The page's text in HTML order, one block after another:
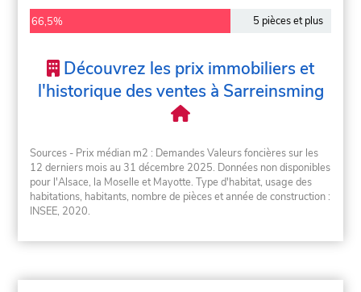
66,5% 5 pièces et plus
Découvrez les prix immobiliers et
l'historique des ventes à Sarreinsming
Sources - Prix médian m2 : Demandes Valeurs foncières sur les
12 derniers mois au 31 décembre 2025. Données non disponibles
pour l'Alsace, la Moselle et Mayotte. Type d'habitat, usage des
habitations, habitants, nombre de pièces et année de construction :
INSEE, 2020.